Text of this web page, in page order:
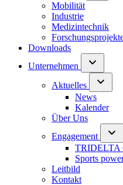
Mobilität
Industrie
Medizintechnik
Downloads
Unternehmen
Aktuelles
News
Kalender
Über Uns
Engagement
TRIDELTA
Sports
Leitbild
Kontakt